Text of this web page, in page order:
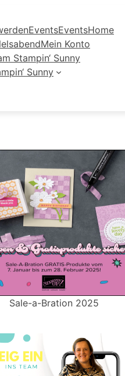
EventsEventsHome
Mein Konto
Stampin‘ Sunny
Sunny
Sale-a-Bration 2025